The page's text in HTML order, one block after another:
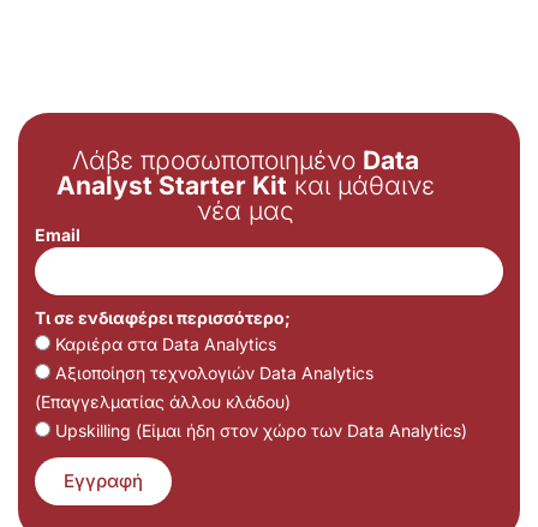
Λάβε προσωποποιημένο Data
Analyst Starter Kit και μάθαινε
νέα μας
Email
Τι σε ενδιαφέρει περισσότερο;
Καριέρα στα Data Analytics
Αξιοποίηση τεχνολογιών Data Analytics
(Επαγγελματίας άλλου κλάδου)
Upskilling (Είμαι ήδη στον χώρο των Data Analytics)
Εγγραφή